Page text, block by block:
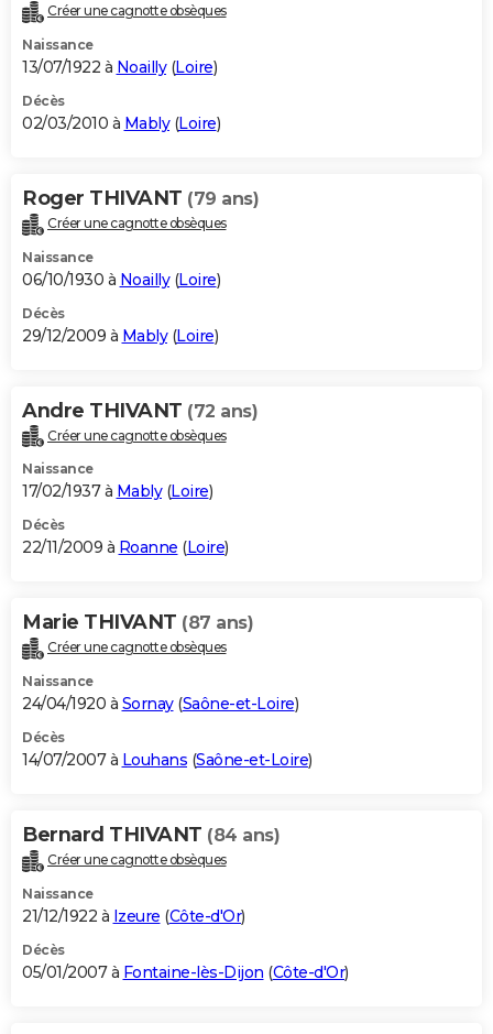
Créer une cagnotte obsèques
Naissance
13/07/1922 à Noailly(Loire)
Décès
02/03/2010 à Mably(Loire)
Roger THIVANT (79 ans)
Créer une cagnotte obsèques
Naissance
06/10/1930 à Noailly(Loire)
Décès
29/12/2009 à Mably(Loire)
Andre THIVANT (72 ans)
Créer une cagnotte obsèques
Naissance
17/02/1937 à Mably(Loire)
Décès
22/11/2009 à Roanne (Loire)
Marie THIVANT (87 ans)
Créer une cagnotte obsèques
Naissance
24/04/1920 à Sornay(Saône-et-Loire)
Décès
14/07/2007 à Louhans (Saône-et-Loire)
Bernard THIVANT (84 ans)
Créer une cagnotte obsèques
Naissance
21/12/1922 à Izeure (Côte-d'Or)
Décès
05/01/2007 à Fontaine-lès-Dijon (Côte-d'Or)